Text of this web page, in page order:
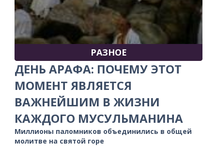
РАЗНОЕ
ДЕНЬ АРАФА: ПОЧЕМУ ЭТОТ
МОМЕНТ ЯВЛЯЕТСЯ
ВАЖНЕЙШИМ В ЖИЗНИ
КАЖДОГО МУСУЛЬМАНИНА
Миллионы паломников объединились в общей
молитве на святой горе